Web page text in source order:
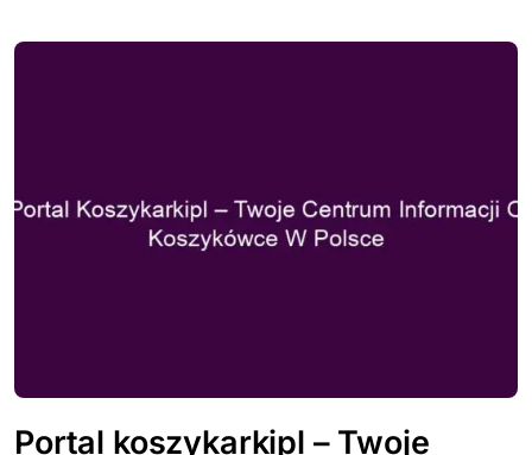
Portal koszykarkipl – Twoje